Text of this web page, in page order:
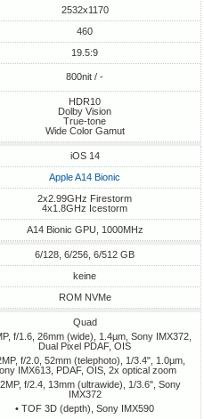
2532x1170
460
19.5:9
800nit / -
HDR10
Dolby Vision
True-tone
Wide Color Gamut
iOS 14
Apple A14 Bionic
2x2.99GHz Firestorm
4x1.8GHz Icestorm
A14 Bionic GPU, 1000MHz
6/128, 6/256, 6/512 GB
keine
ROM NVMe
Quad
f/1.6, 26mm (wide), 1.4µm, Sony IMX372,
Dual Pixel PDAF, OIS
f/2.0, 52mm (telephoto), 1/3.4", 1.0µm,
IMX613, PDAF, OIS, 2x optical zoom
f/2.4, 13mm (ultrawide), 1/3.6", Sony
IMX372
• TOF 3D (depth), Sony IMX590